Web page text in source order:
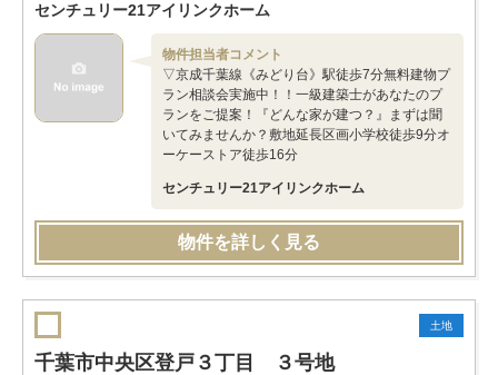
センチュリー21アイリンクホーム
物件担当者コメント
▽京成千葉線《みどり台》駅徒歩7分無料建物プ
ラン相談会実施中！！一級建築士があなたのプ
ランをご提案！『どんな家が建つ？』まずは聞
いてみませんか？敷地延長区画小学校徒歩9分オ
ーケーストア徒歩16分
センチュリー21アイリンクホーム
物件を詳しく見る
土地
千葉市中央区登戸３丁目 ３号地